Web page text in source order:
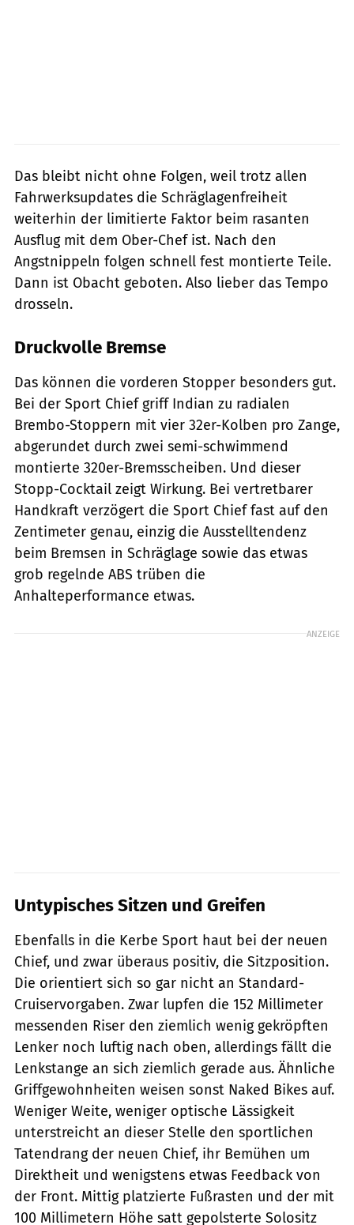
Das bleibt nicht ohne Folgen, weil trotz allen
Fahrwerksupdates die Schräglagenfreiheit
weiterhin der limitierte Faktor beim rasanten
Ausflug mit dem Ober-Chef ist. Nach den
Angstnippeln folgen schnell fest montierte Teile.
Dann ist Obacht geboten. Also lieber das Tempo
drosseln.
Druckvolle Bremse
Das können die vorderen Stopper besonders gut.
Bei der Sport Chief griff Indian zu radialen
Brembo-Stoppern mit vier 32er-Kolben pro Zange,
abgerundet durch zwei semi-schwimmend
montierte 320er-Bremsscheiben. Und dieser
Stopp-Cocktail zeigt Wirkung. Bei vertretbarer
Handkraft verzögert die Sport Chief fast auf den
Zentimeter genau, einzig die Ausstelltendenz
beim Bremsen in Schräglage sowie das etwas
grob regelnde ABS trüben die
Anhalteperformance etwas.
ANZEIGE
Untypisches Sitzen und Greifen
Ebenfalls in die Kerbe Sport haut bei der neuen
Chief, und zwar überaus positiv, die Sitzposition.
Die orientiert sich so gar nicht an Standard-
Cruiservorgaben. Zwar lupfen die 152 Millimeter
messenden Riser den ziemlich wenig gekröpften
Lenker noch luftig nach oben, allerdings fällt die
Lenkstange an sich ziemlich gerade aus. Ähnliche
Griffgewohnheiten weisen sonst Naked Bikes auf.
Weniger Weite, weniger optische Lässigkeit
unterstreicht an dieser Stelle den sportlichen
Tatendrang der neuen Chief, ihr Bemühen um
Direktheit und wenigstens etwas Feedback von
der Front. Mittig platzierte Fußrasten und der mit
100 Millimetern Höhe satt gepolsterte Solositz